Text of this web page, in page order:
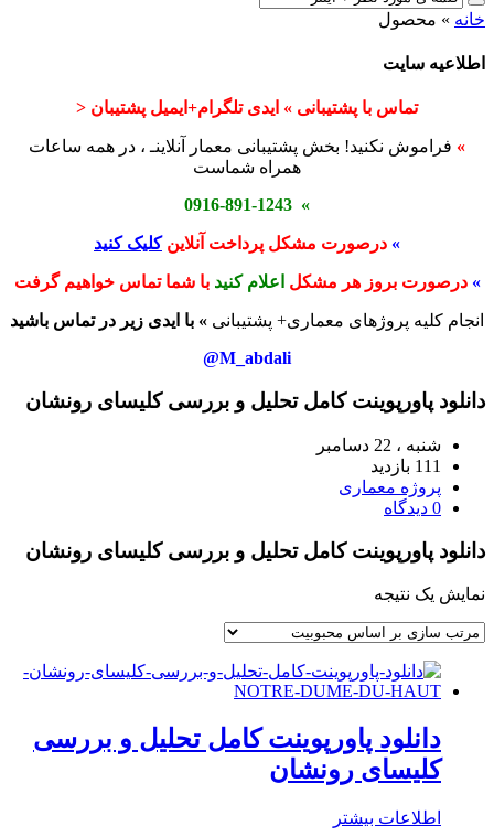
خانه » محصول
اطلاعیه سایت
تماس با پشتیبانی » ایدی تلگرام+ایمیل پشتیبان <
» فراموش نکنید! بخش پشتیبانی معمار آنلاینـ ، در همه ساعات
همراه شماست
» 0916-891-1243
» درصورت مشکل پرداخت آنلاینکلیک کنید
» درصورت بروز هر مشکل اعلام کنید با شما تماس خواهیم گرفت
انجام کلیه پروژهای معماری+ پشتیبانی » با ایدی زیر در تماس باشید
M_abdali@
دانلود پاورپوینت کامل تحليل و بررسى كليساى رونشان
شنبه ، 22 دسامبر
111 بازدید
پروژه معماری
0 دیدگاه
دانلود پاورپوینت کامل تحليل و بررسى كليساى رونشان
نمایش یک نتیجه
دانلود پاورپوینت کامل تحليل و بررسى
كليساى رونشان
اطلاعات بیشتر